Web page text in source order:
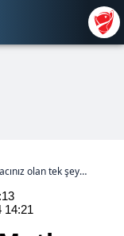
olan tek şey…
14:21